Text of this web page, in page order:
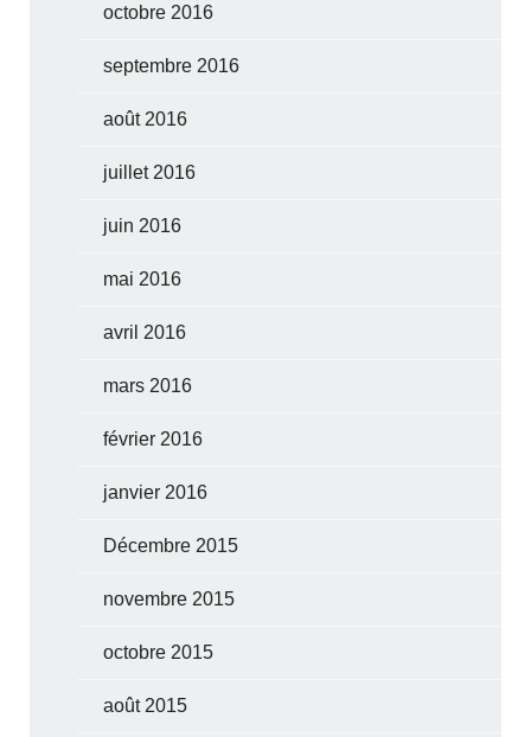
octobre 2016
septembre 2016
août 2016
juillet 2016
juin 2016
mai 2016
avril 2016
mars 2016
février 2016
janvier 2016
Décembre 2015
novembre 2015
octobre 2015
août 2015